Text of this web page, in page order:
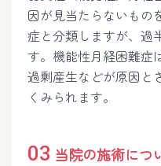
因が見当たらないもの
症と分類しますが、過
す。機能性月経困難症
過剰産生などが原因と
くみられます。
03 当院の施術につ